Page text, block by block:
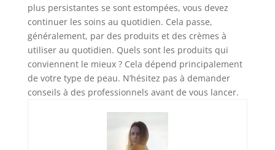
plus persistantes se sont estompées, vous devez
continuer les soins au quotidien. Cela passe,
généralement, par des produits et des crèmes à
utiliser au quotidien. Quels sont les produits qui
conviennent le mieux ? Cela dépend principalement
de votre type de peau. N’hésitez pas à demander
conseils à des professionnels avant de vous lancer.